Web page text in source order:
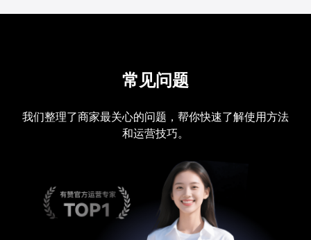
常见问题
我们整理了商家最关心的问题，帮你快速了解使用方法
和运营技巧。